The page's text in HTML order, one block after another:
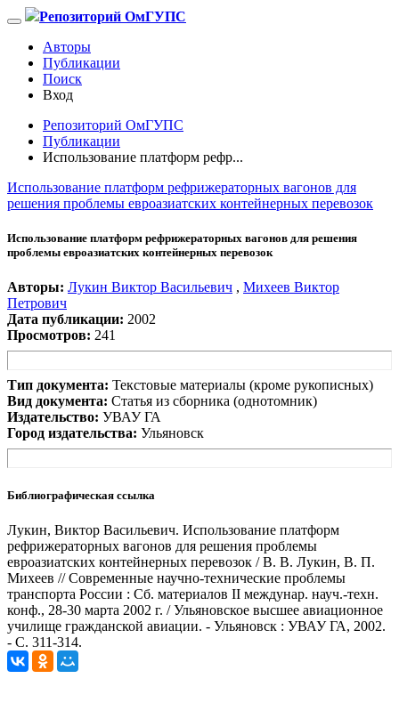
Репозиторий ОмГУПС
Авторы
Публикации
Поиск
Вход
Репозиторий ОмГУПС
Публикации
Использование платформ рефр...
Использование платформ рефрижераторных вагонов для
решения проблемы евроазиатских контейнерных перевозок
Использование платформ рефрижераторных вагонов для решения
проблемы евроазиатских контейнерных перевозок
Авторы: Лукин Виктор Васильевич , Михеев Виктор
Петрович
Дата публикации: 2002
Просмотров: 241
Тип документа: Текстовые материалы (кроме рукописных)
Вид документа: Статья из сборника (однотомник)
Издательство: УВАУ ГА
Город издательства: Ульяновск
Библиографическая ссылка
Лукин, Виктор Васильевич. Использование платформ
рефрижераторных вагонов для решения проблемы
евроазиатских контейнерных перевозок / В. В. Лукин, В. П.
Михеев // Современные научно-технические проблемы
транспорта России : Сб. материалов II междунар. науч.-техн.
конф., 28-30 марта 2002 г. / Ульяновское высшее авиационное
училище гражданской авиации. - Ульяновск : УВАУ ГА, 2002.
- С. 311-314.